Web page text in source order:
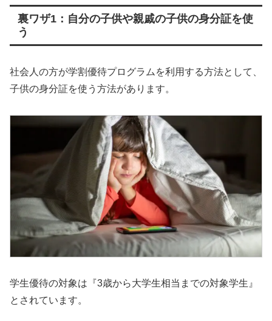
裏ワザ1：自分の子供や親戚の子供の身分証を使
う
社会人の方が学割優待プログラムを利用する方法として、
子供の身分証を使う方法があります。
学生優待の対象は『3歳から大学生相当までの対象学生』
とされています。